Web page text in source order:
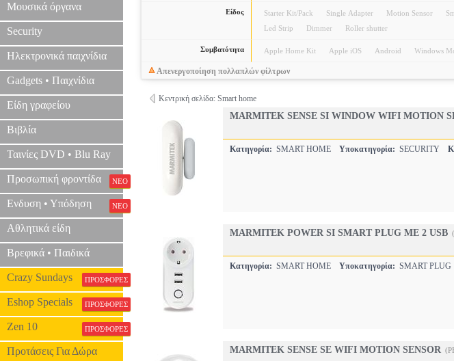
Μουσικά όργανα
Security
Ηλεκτρονικά παιχνίδια
Gadgets • Παιχνίδια
Είδη γραφείου
Βιβλία
Ταινίες DVD • Blu Ray
Προσωπική φροντίδα ΝΕΟ
Ενδυση • Υπόδηση ΝΕΟ
Αθλητικά είδη
Βρεφικά • Παιδικά
Crazy Sundays ΠΡΟΣΦΟΡΕΣ
Eshop Specials ΠΡΟΣΦΟΡΕΣ
Zen 10 ΠΡΟΣΦΟΡΕΣ
Προτάσεις Για Δώρα
Είδος Starter Kit/Pack Single Adapter Motion Sensor
Led Strip
Dimmer Roller shutter
Συμβατότητα Apple Home Kit Apple iOS Android Windows
Απενεργοποίηση πολλαπλών φίλτρων
Κεντρική σελίδα: Smart home
MARMITEK SENSE SI WINDOW WIFI MOTION
Κατηγορία: SMART HOME Υποκατηγορία: SECURITY
MARMITEK POWER SI SMART PLUG ΜΕ 2 USB
Κατηγορία: SMART HOME Υποκατηγορία: SMART PLUG
MARMITEK SENSE SE WIFI MOTION SENSOR